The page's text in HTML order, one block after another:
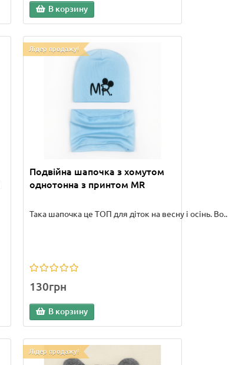
В корзину
Лідер продажу!
Подвійна шапочка з хомутом
однотонна з принтом MR
Така шапочка це ТОП для діток на весну і осінь. Во..
130грн
В корзину
Лідер продажу!